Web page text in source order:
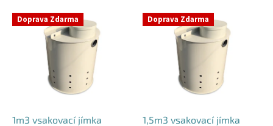
V Doprava Zdarma
1m3 vsakovací jímka
Doprava Zdarma
1,5m3 vsakovací jímka